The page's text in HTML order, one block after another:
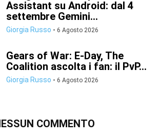
Assistant su Android: dal 4
settembre Gemini...
Giorgia Russo - 6 Agosto 2026
Gears of War: E-Day, The
Coalition ascolta i fan: il PvP...
Giorgia Russo - 6 Agosto 2026
COMMENTO